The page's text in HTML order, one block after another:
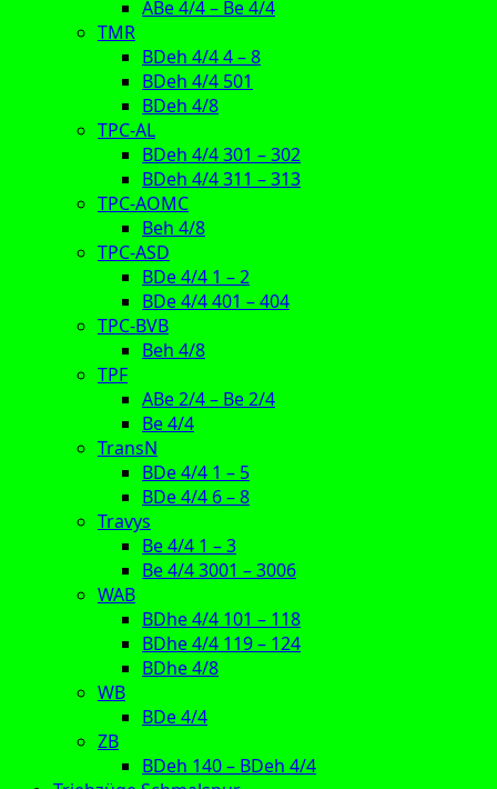
ABe 4/4 – Be 4/4
TMR
BDeh 4/4 4 – 8
BDeh 4/4 501
BDeh 4/8
TPC-AL
BDeh 4/4 301 – 302
BDeh 4/4 311 – 313
TPC-AOMC
Beh 4/8
TPC-ASD
BDe 4/4 1 – 2
BDe 4/4 401 – 404
TPC-BVB
Beh 4/8
TPF
ABe 2/4 – Be 2/4
Be 4/4
TransN
BDe 4/4 1 – 5
BDe 4/4 6 – 8
Travys
Be 4/4 1 – 3
Be 4/4 3001 – 3006
WAB
BDhe 4/4 101 – 118
BDhe 4/4 119 – 124
BDhe 4/8
WB
BDe 4/4
ZB
BDeh 140 – BDeh 4/4